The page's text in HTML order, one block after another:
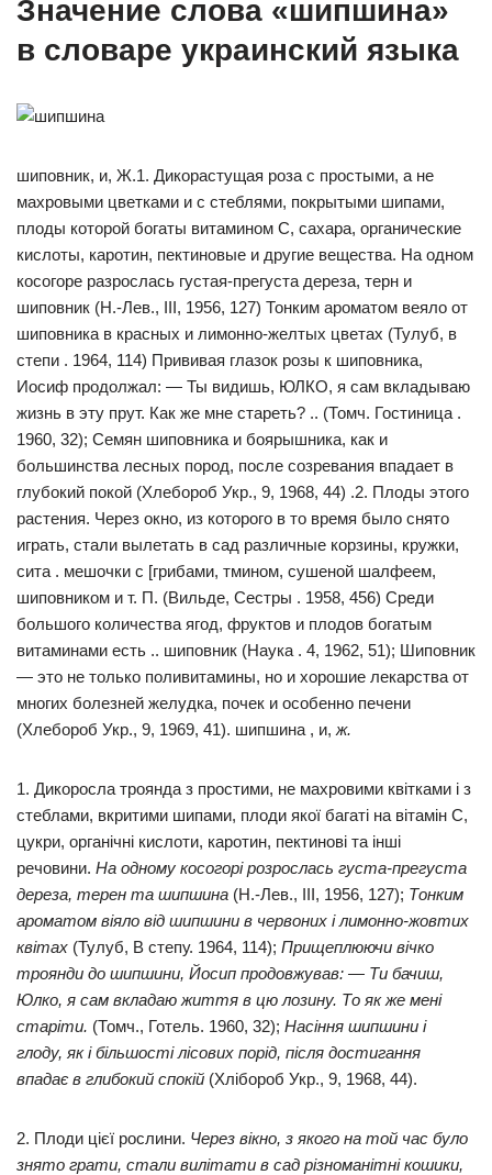
Значение слова «шипшина»
в словаре украинский языка
шиповник, и, Ж.1. Дикорастущая роза с простыми, а не
махровыми цветками и с стеблями, покрытыми шипами,
плоды которой богаты витамином С, сахара, органические
кислоты, каротин, пектиновые и другие вещества. На одном
косогоре разрослась густая-прегуста дереза, терн и
шиповник (Н.-Лев., III, 1956, 127) Тонким ароматом веяло от
шиповника в красных и лимонно-желтых цветах (Тулуб, в
степи . 1964, 114) Прививая глазок розы к шиповника,
Иосиф продолжал: — Ты видишь, ЮЛКО, я сам вкладываю
жизнь в эту прут. Как же мне стареть? .. (Томч. Гостиница .
1960, 32); Семян шиповника и боярышника, как и
большинства лесных пород, после созревания впадает в
глубокий покой (Хлебороб Укр., 9, 1968, 44) .2. Плоды этого
растения. Через окно, из которого в то время было снято
играть, стали вылетать в сад различные корзины, кружки,
сита . мешочки с [грибами, тмином, сушеной шалфеем,
шиповником и т. П. (Вильде, Сестры . 1958, 456) Среди
большого количества ягод, фруктов и плодов богатым
витаминами есть .. шиповник (Наука . 4, 1962, 51); Шиповник
— это не только поливитамины, но и хорошие лекарства от
многих болезней желудка, почек и особенно печени
(Хлебороб Укр., 9, 1969, 41). шипшина , и, ж.
1. Дикоросла троянда з простими, не махровими квітками і з
стеблами, вкритими шипами, плоди якої багаті на вітамін С,
цукри, органічні кислоти, каротин, пектинові та інші
речовини. На одному косогорі розрослась густа-прегуста
дереза, терен та шипшина (Н.-Лев., III, 1956, 127); Тонким
ароматом віяло від шипшини в червоних і лимонно-жовтих
квітах (Тулуб, В степу. 1964, 114); Прищеплюючи вічко
троянди до шипшини, Йосип продовжував: — Ти бачиш,
Юлко, я сам вкладаю життя в цю лозину. То як же мені
старіти. (Томч., Готель. 1960, 32); Насіння шипшини і
глоду, як і більшості лісових порід, після достигання
впадає в глибокий спокій (Хлібороб Укр., 9, 1968, 44).
2. Плоди цієї рослини. Через вікно, з якого на той час було
знято грати, стали вилітати в сад різноманітні кошики,